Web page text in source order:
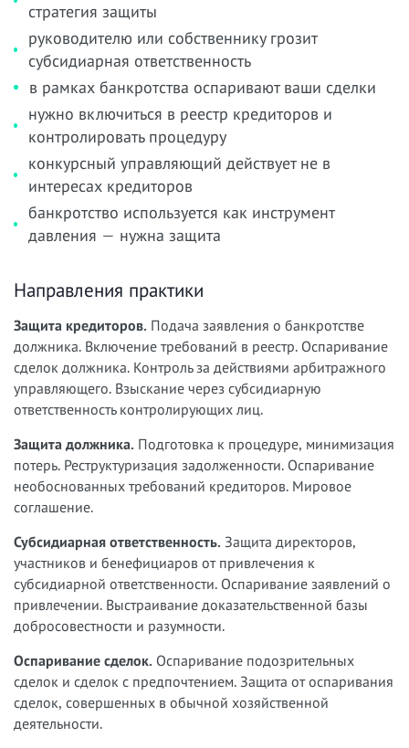
стратегия защиты
руководителю или собственнику грозит
субсидиарная ответственность
в рамках банкротства оспаривают ваши сделки
нужно включиться в реестр кредиторов и
контролировать процедуру
конкурсный управляющий действует не в
интересах кредиторов
банкротство используется как инструмент
давления — нужна защита
Направления практики
Защита кредиторов. Подача заявления о банкротстве
должника. Включение требований в реестр. Оспаривание
сделок должника. Контроль за действиями арбитражного
управляющего. Взыскание через субсидиарную
ответственность контролирующих лиц.
Защита должника. Подготовка к процедуре, минимизация
потерь. Реструктуризация задолженности. Оспаривание
необоснованных требований кредиторов. Мировое
соглашение.
Субсидиарная ответственность. Защита директоров,
участников и бенефициаров от привлечения к
субсидиарной ответственности. Оспаривание заявлений о
привлечении. Выстраивание доказательственной базы
добросовестности и разумности.
Оспаривание сделок. Оспаривание подозрительных
сделок и сделок с предпочтением. Защита от оспаривания
сделок, совершенных в обычной хозяйственной
деятельности.